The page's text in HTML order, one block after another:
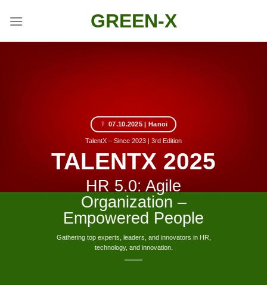
GREEN-X
07.10.2025 | Hanoi
TalentX – Since 2023 | 3rd Edition
TALENTX 2025
HR 5.0: Agile
Organization –
Empowered People
Gathering top experts, leaders, and innovators in HR,
technology, and innovation.